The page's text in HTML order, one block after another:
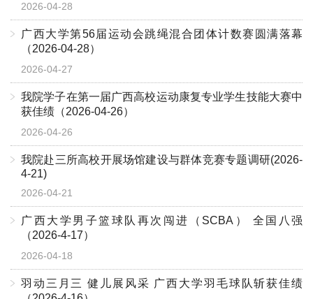
2026-04-28
广西大学第56届运动会跳绳混合团体计数赛圆满落幕
（2026-04-28）
2026-04-27
我院学子在第一届广西高校运动康复专业学生技能大赛中
获佳绩（2026-04-26）
2026-04-26
我院赴三所高校开展场馆建设与群体竞赛专题调研(2026-
4-21)
2026-04-21
广西大学男子篮球队再次闯进（SCBA） 全国八强
（2026-4-17）
2026-04-18
羽动三月三 健儿展风采 广西大学羽毛球队斩获佳绩